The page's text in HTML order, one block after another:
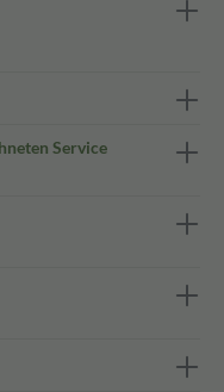
Service